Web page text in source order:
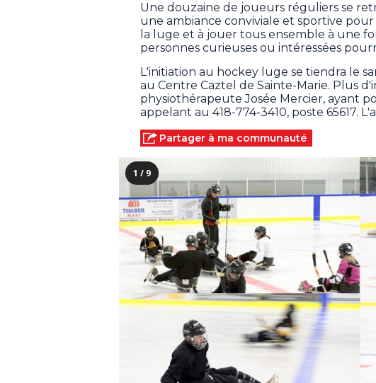
Une douzaine de joueurs réguliers se
une ambiance conviviale et sportive
la luge et à jouer tous ensemble à une
personnes curieuses ou intéressées
L'initiation au hockey luge se tiendra le
au Centre Caztel de Sainte-Marie. Plus
physiothérapeute Josée Mercier, ayant
appelant au 418-774-3410, poste 65617.
Partager à ma communauté
1 / 9